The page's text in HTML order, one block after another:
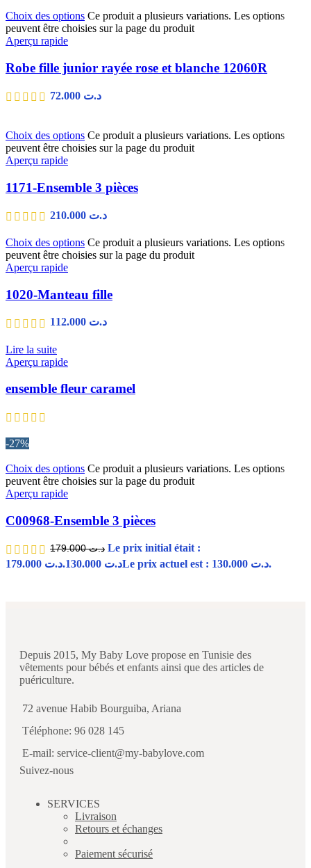
Choix des options Ce produit a plusieurs variations. Les options
peuvent être choisies sur la page du produit
Aperçu rapide
Robe fille junior rayée rose et blanche 12060R
د.ت
Choix des options Ce produit a plusieurs variations. Les options
peuvent être choisies sur la page du produit
Aperçu rapide
1171-Ensemble 3 pièces
د.ت
Choix des options Ce produit a plusieurs variations. Les options
peuvent être choisies sur la page du produit
Aperçu rapide
1020-Manteau fille
د.ت
Lire la suite
Aperçu rapide
ensemble fleur caramel
-27%
Choix des options Ce produit a plusieurs variations. Les options
peuvent être choisies sur la page du produit
Aperçu rapide
C00968-Ensemble 3 pièces
د.ت179.000
Le prix initial était :
د.ت 179.000.
د.ت Le prix actuel est : د.ت 130.000.
Depuis 2015, My Baby Love propose en Tunisie des
vêtements pour bébés et enfants ainsi que des articles de
puériculture.
72 avenue Habib Bourguiba, Ariana
Téléphone: 96 028 145
E-mail: service-client@my-babylove.com
Suivez-nous
SERVICES
Livraison
Retours et échanges
Paiement sécurisé